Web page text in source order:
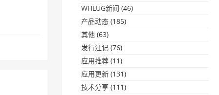
WHLUG新闻 (46)
产品动态 (185)
其他 (63)
发行注记 (76)
应用推荐 (11)
应用更新 (131)
技术分享 (111)